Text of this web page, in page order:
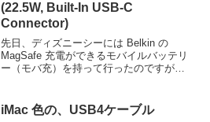
(22.5W, Built-In USB-C
Connector)
先日、ディズニーシーには Belkin の
MagSafe 充電ができるモバイルバッテリ
ー（モバ充）を持って行ったのですが、
iPhone のバッテリーが...
iMac 色の、USB4ケーブル